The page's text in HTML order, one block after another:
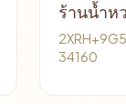
ร้านน้ำห
34160